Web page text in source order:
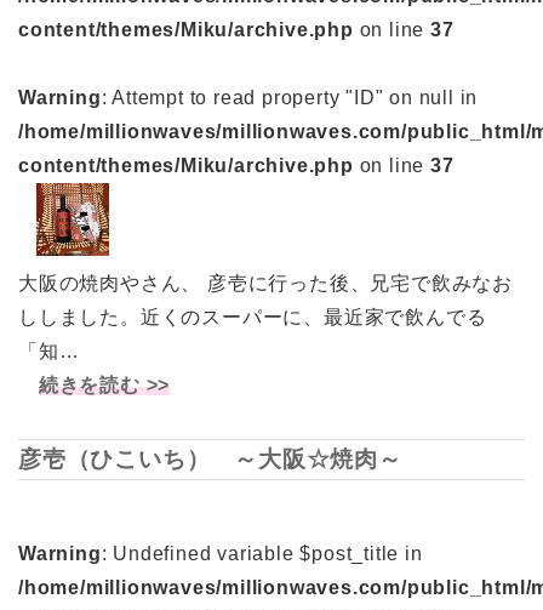
content/themes/Miku/archive.php on line37
Warning: Attempt to read property "ID" on null in
/home/millionwaves/millionwaves.com/public_html/
content/themes/Miku/archive.php on line37
大阪の焼肉やさん、 彦壱に行った後、兄宅で飲みなお
ししました。近くのスーパーに、最近家で飲んでる
「知…
続きを読む >>
彦壱（ひこいち） ～大阪☆焼肉～
Warning: Undefined variable $post_title in
/home/millionwaves/millionwaves.com/public_html/